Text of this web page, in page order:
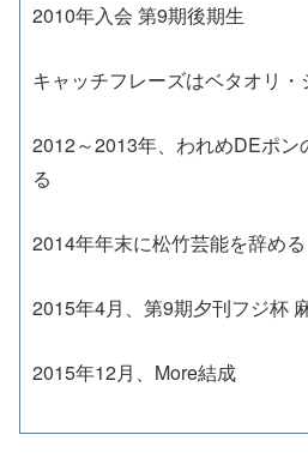
2010年入会 第9期後期生
キャッチフレーズはベタオリ・
2012～2013年、われめDEポン
る
2014年年末に松竹芸能を辞める
2015年4月、第9期夕刊フジ杯
2015年12月、More結成